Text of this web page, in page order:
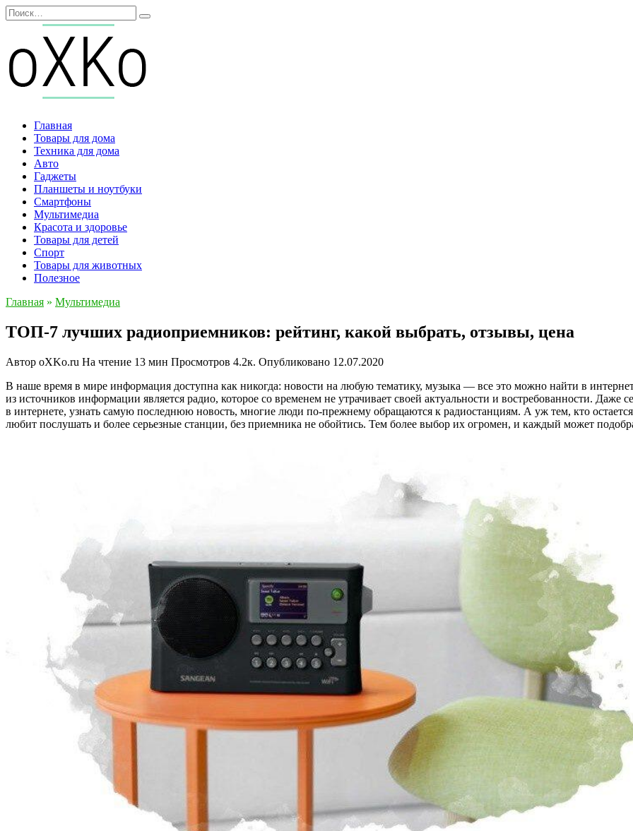
Перейти
к
содержанию
Search
for:
Главная
Товары для дома
Техника для дома
Авто
Гаджеты
Планшеты и ноутбуки
Смартфоны
Мультимедиа
Красота и здоровье
Товары для детей
Спорт
Товары для животных
Полезное
Главная » Мультимедиа
ТОП-7 лучших радиоприемников: рейтинг, какой выбрать, отзывы, цена
Автор oXKo.ru На чтение 13 мин Просмотров 4.2к. Опубликовано 12.07.2020
В наше время в мире информация доступна как никогда: новости на любую тематику, музыка — все это можно найти в
из источников информации является радио, которое со временем не утрачивает своей актуальности и востребованности. Даже
в интернете, узнать самую последнюю новость, многие люди по-прежнему обращаются к радиостанциям. А уж тем, кто
любит послушать и более серьезные станции, без приемника не обойтись. Тем более выбор их огромен, и каждый может